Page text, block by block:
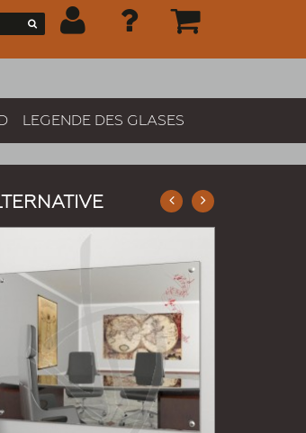
LEGENDE DES GLASES